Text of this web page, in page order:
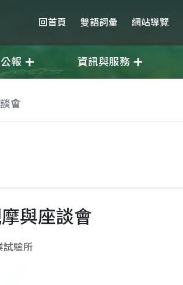
回首頁 雙語詞彙 網站導覽
報 資訊與服務
會
與座談會
試驗所